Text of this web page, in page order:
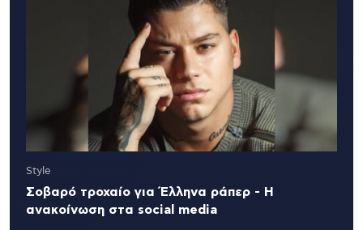
Style
Σοβαρό τροχαίο για Έλληνα ράπερ - Η
ανακοίνωση στα social media